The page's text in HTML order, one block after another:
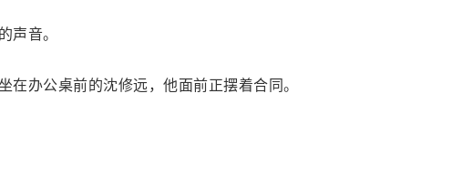
声音。
办公桌前的沈修远，他面前正摆着合同。